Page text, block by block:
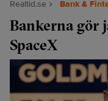
Realtid.se Bank &
Bankerna gör
SpaceX